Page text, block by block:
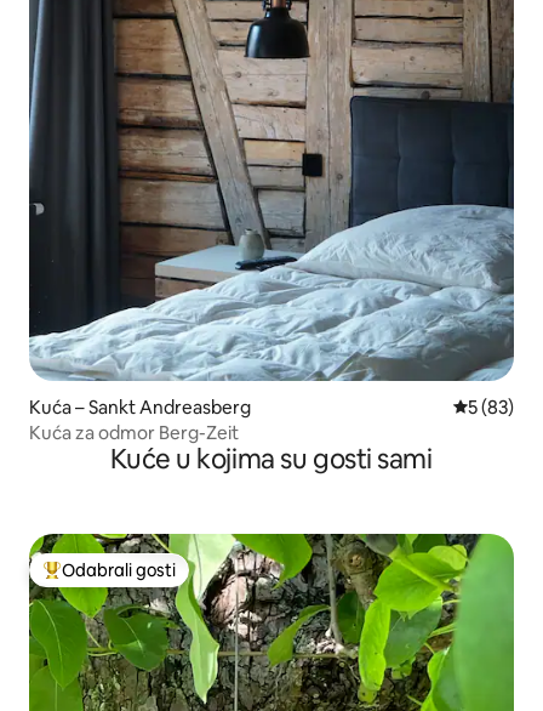
Kuća – Sankt Andreasberg Prosječna
5 (83)
Kuća za odmor Berg-Zeit
Kuće u kojima su gosti sami
Među najviše rangiranima s oznakom „Odabrali gosti”
Odabrali gosti